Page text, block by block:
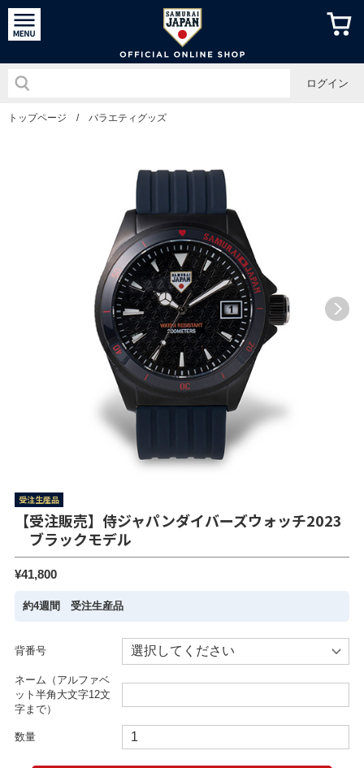
侍ジャパ
ログイン
トップページ / バラエティグッズ
受注生産品
【受注販売】侍ジャパンダイバーズウォッチ2023
ブラックモデル
¥41,800
約4週間 受注生産品
背番号
ネーム（アルファベ
ット半角大文字12文
字まで）
数量